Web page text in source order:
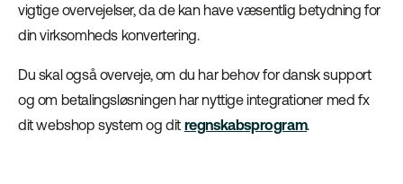
vigtige overvejelser, da de kan have væsentlig betydning for
din virksomheds konvertering.
Du skal også overveje, om du har behov for dansk support
og om betalingsløsningen har nyttige integrationer med fx
dit webshop system og dit regnskabsprogram.